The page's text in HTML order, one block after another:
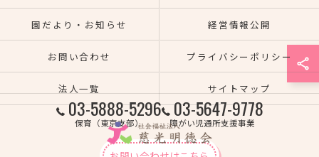
03-5888-5296
保育（東京支部）
03-5647-9778
障がい児通所支援事業
園だより・お知らせ 経営情報公開
お問い合わせ プライバシーポリシー
法人一覧 サイトマップ